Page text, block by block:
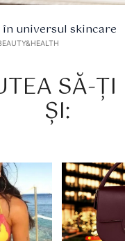
universul skincare
SĂ-ȚI
ȘI: